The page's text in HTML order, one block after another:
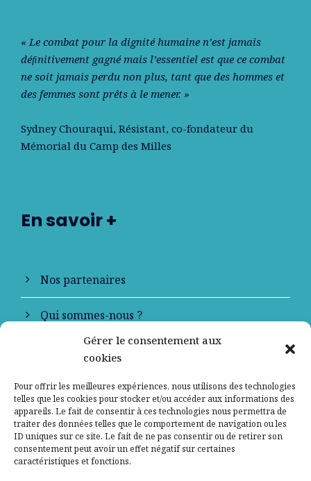
Gérer le consentement aux
cookies
Pour offrir les meilleures expériences, nous utilisons des technologies
telles que les cookies pour stocker et/ou accéder aux informations des
appareils. Le fait de consentir à ces technologies nous permettra de
traiter des données telles que le comportement de navigation ou les
ID uniques sur ce site. Le fait de ne pas consentir ou de retirer son
consentement peut avoir un effet négatif sur certaines
caractéristiques et fonctions.
« Le combat pour la dignité humaine n’est jamais
déﬁnitivement gagné mais l’essentiel est que ce combat
ne soit jamais perdu non plus, tant que des hommes et
des femmes sont prêts à le mener. »
Sydney Chouraqui, Résistant, co-fondateur du
Mémorial du Camp des Milles
En savoir +
Nos partenaires
Qui sommes-nous ?
Contactez-nous
Mentions légales
Politique de confidentialité